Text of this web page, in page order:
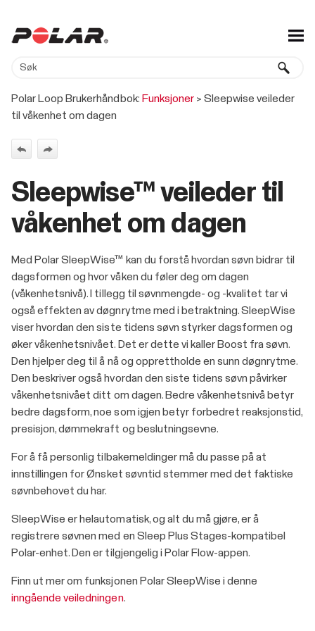
Polar Loop Brukerhåndbok: Funksjoner> Sleepwise veileder
til våkenhet om dagen
Sleepwise™ veileder til
våkenhet om dagen
Med Polar SleepWise™ kan du forstå hvordan søvn bidrar til
dagsformen og hvor våken du føler deg om dagen
(våkenhetsnivå). I tillegg til søvnmengde- og -kvalitet tar vi
også effekten av døgnrytme med i betraktning. SleepWise
viser hvordan den siste tidens søvn styrker dagsformen og
øker våkenhetsnivået. Det er dette vi kaller Boost fra søvn.
Den hjelper deg til å nå og opprettholde en sunn døgnrytme.
Den beskriver også hvordan den siste tidens søvn påvirker
våkenhetsnivået ditt om dagen. Bedre våkenhetsnivå betyr
bedre dagsform, noe som igjen betyr forbedret reaksjonstid,
presisjon, dømmekraft og beslutningsevne.
For å få personlig tilbakemeldinger må du passe på at
innstillingen for Ønsket søvntid stemmer med det faktiske
søvnbehovet du har.
SleepWise er helautomatisk, og alt du må gjøre, er å
registrere søvnen med en Sleep Plus Stages-kompatibel
Polar-enhet. Den er tilgjengelig i Polar Flow-appen.
Finn ut mer om funksjonen Polar SleepWise i denne
inngående veiledningen.